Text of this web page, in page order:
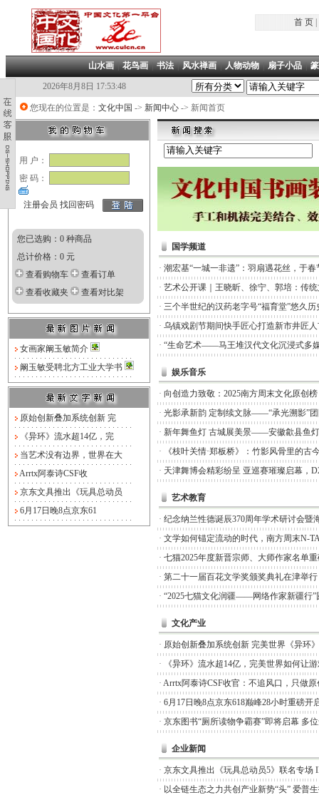
首 页|
山水画|花鸟画|书法|风水禅画|人物动物|扇子小品|
2026年8月8日 17:53:48
您现在的位置是： 文化中国 -> 新闻中心 -> 新闻首页
用 户：
密 码：
注册会员 找回密码
您已选购：0 种商品
总计价格：0 元
查看购物车
查看订单
查看收藏夹
查看对比架
女画家阚玉敏简介
阚玉敏受聘北方工业大学书
原始创新叠加系统创新 完
《异环》流水超14亿，完
当艺术没有边界，世界在大
Arrtx阿泰诗CSF收
京东文具推出《玩具总动员
6月17日晚8点京东61
国学频道
· 潮宏基“一城一非遗”：羽扇遇花丝，于
· 艺术公开课｜王晓昕、徐宁、郭培：传
· 三个半世纪的汉药老字号“福育堂”悠久历
· 乌镇戏剧节期间快手匠心打造新市井匠
· “生命艺术——马王堆汉代文化沉浸式多
娱乐音乐
· 向创造力致敬：2025南方周末文化原创
· 光影承新韵 定制续文脉——“承光溯影”
· 新年舞鱼灯 古城展美景——安徽歙县鱼
·
《枝叶关情·郑板桥》：竹影风骨里的古
· 天津舞博会精彩纷呈 亚巡赛璀璨启幕，
艺术教育
· 纪念纳兰性德诞辰370周年学术研讨会暨
· 文学如何锚定流动的时代，南方周末N-
· 七猫2025年度新晋宗师、大师作家名单
· 第二十一届百花文学奖颁奖典礼在津举行
· “2025七猫文化润疆——网络作家新疆行”
文化产业
· 原始创新叠加系统创新 完美世界《异环
·
《异环》流水超14亿，完美世界如何让游
· Arrtx阿泰诗CSF收官：不追风口，只做原
· 6月17日晚8点京东618巅峰28小时重磅开
· 京东图书“厕所读物争霸赛”即将启幕 多
企业新闻
· 京东文具推出《玩具总动员5》联名专场
· 以全链生态之力共创产业新势“头” 爱普